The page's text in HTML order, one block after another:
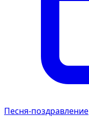
Песня-поздравление